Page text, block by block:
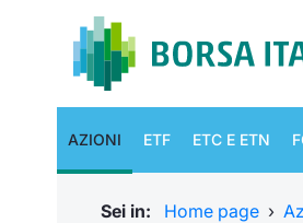
AZIONI ETF ETC E ETN
Sei in: Home page ›